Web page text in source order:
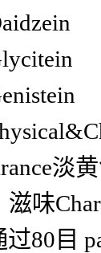
淡
味
80目